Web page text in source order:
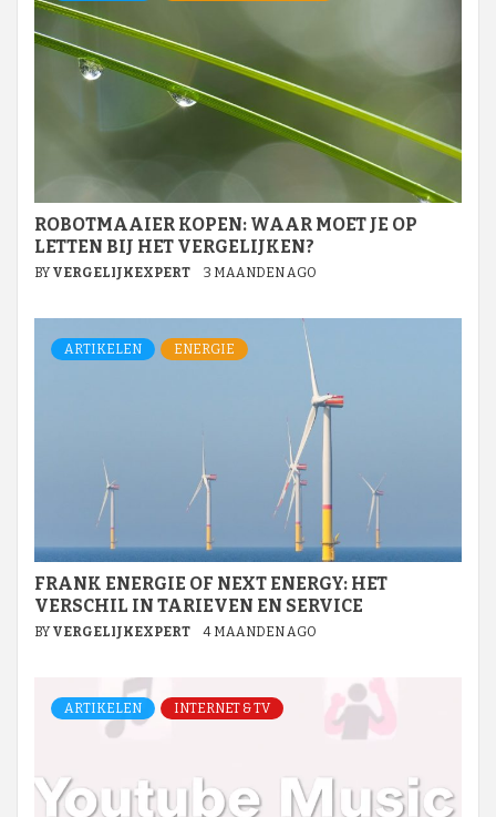
ROBOTMAAIER KOPEN: WAAR MOET JE OP
LETTEN BIJ HET VERGELIJKEN?
BY VERGELIJKEXPERT 3 MAANDEN AGO
ARTIKELEN ENERGIE
FRANK ENERGIE OF NEXT ENERGY: HET
VERSCHIL IN TARIEVEN EN SERVICE
BY VERGELIJKEXPERT 4 MAANDEN AGO
ARTIKELEN INTERNET & TV